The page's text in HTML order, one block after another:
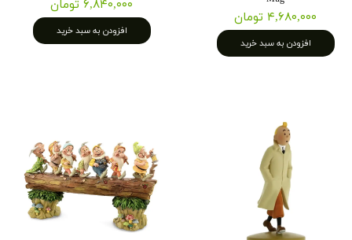
۴,۶۸۰,۰۰۰ تومان
افزودن به سبد خرید
۶,۸۴۰,۰۰۰ تومان
افزودن به سبد خرید